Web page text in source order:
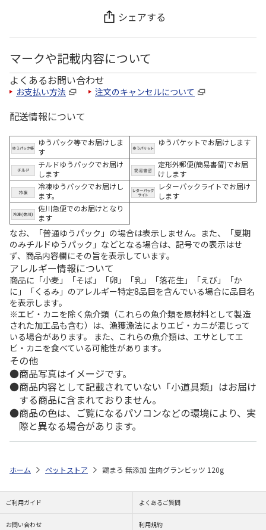
シェアする
マークや記載内容について
よくあるお問い合わせ
お支払い方法 注文のキャンセルについて
配送情報について
ゆうパック等でお届けしま
す
ゆうパケットでお届けします
チルドゆうパックでお届け
します
定形外郵便(簡易書留)でお届
けします
冷凍ゆうパックでお届けし
ます。
レターパックライトでお届け
します
佐川急便でのお届けとなり
ます
なお、「普通ゆうパック」の場合は表示しません。また、「夏期
のみチルドゆうパック」などとなる場合は、記号での表示はせ
ず、商品内容欄にその旨を表示しています。
アレルギー情報について
商品に「小麦」「そば」「卵」「乳」「落花生」「えび」「か
に」「くるみ」のアレルギー特定8品目を含んでいる場合に品目名
を表示します。
※エビ・カニを除く魚介類（これらの魚介類を原材料として製造
された加工品も含む）は、漁獲漁法によりエビ・カニが混じって
いる場合があります。 また、これらの魚介類は、エサとしてエ
ビ・カニを食べている可能性があります。
その他
商品写真はイメージです。
商品内容として記載されていない「小道具類」はお届け
する商品に含まれておりません。
商品の色は、ご覧になるパソコンなどの環境により、実
際と異なる場合があります。
ホーム ペットストア 鶏まろ 無添加 生肉グランビッツ 120g
ご利用ガイド よくあるご質問
お問い合わせ 利用規約